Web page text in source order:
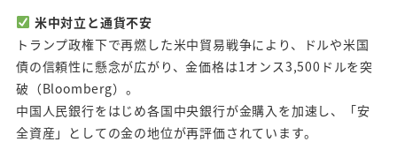
米中対立と通貨不安
トランプ政権下で再燃した米中貿易戦争により、ドルや米国
債の信頼性に懸念が広がり、金価格は1オンス3,500ドルを突
破（Bloomberg）。
中国人民銀行をはじめ各国中央銀行が金購入を加速し、「安
全資産」としての金の地位が再評価されています。